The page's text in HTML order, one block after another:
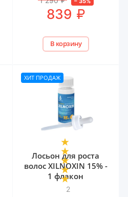
50 мл
839 ₽
В корзину
ХИТ ПРОДАЖ
2
Лосьон для роста
волос XILNOXIN 15% -
1 флакон